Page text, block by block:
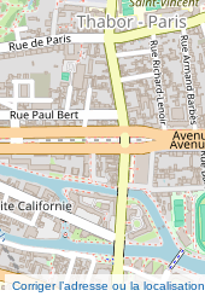
Corriger l’adresse ou la localisation